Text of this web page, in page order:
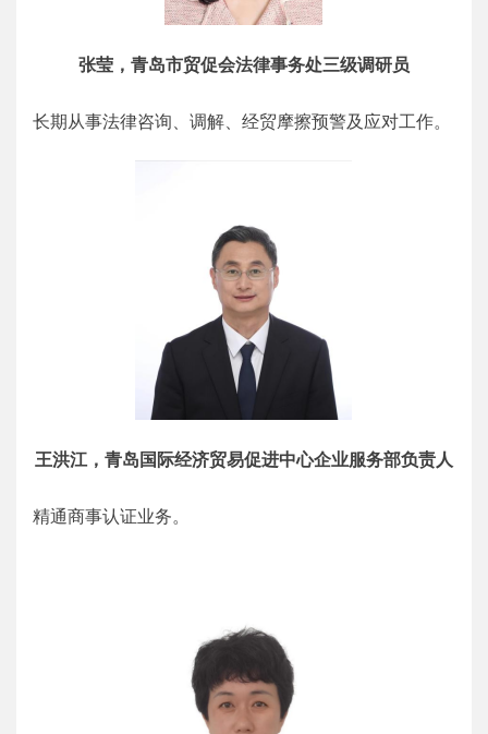
张莹，青岛市贸促会法律事务处三级调研员
长期从事法律咨询、调解、经贸摩擦预警及应对工作。
王洪江，青岛国际经济贸易促进中心企业服务部负责人
精通商事认证业务。